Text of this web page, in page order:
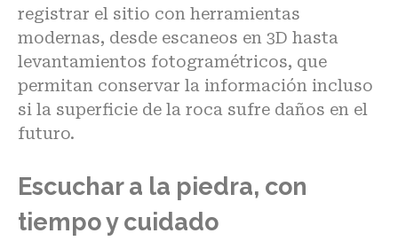
registrar el sitio con herramientas
modernas, desde escaneos en 3D hasta
levantamientos fotogramétricos, que
permitan conservar la información incluso
si la superficie de la roca sufre daños en el
futuro.
Escuchar a la piedra, con
tiempo y cuidado